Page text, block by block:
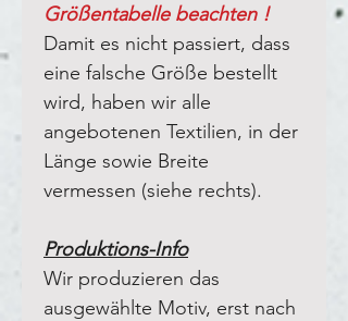
Größentabelle beachten !
Damit es nicht passiert, dass
eine falsche Größe bestellt
wird, haben wir alle
angebotenen Textilien, in der
Länge sowie Breite
vermessen (siehe rechts).
Produktions-Info
Wir produzieren das
ausgewählte Motiv, erst nach